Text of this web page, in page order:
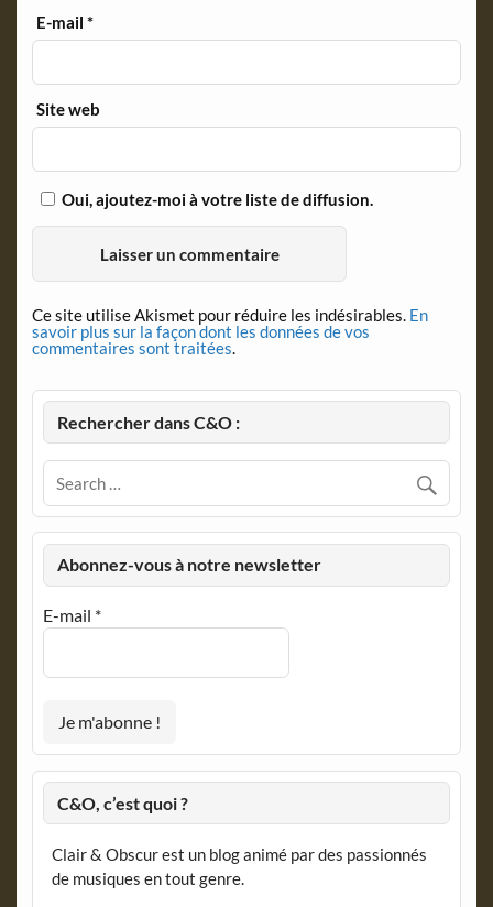
E-mail*
Site web
Oui, ajoutez-moi à votre liste de diffusion.
Ce site utilise Akismet pour réduire les indésirables. En
savoir plus sur la façon dont les données de vos
commentaires sont traitées
Rechercher dans C&O :
Abonnez-vous à notre newsletter
E-mail *
C&O, c’est quoi ?
Clair & Obscur est un blog animé par des passionnés
de musiques en tout genre.